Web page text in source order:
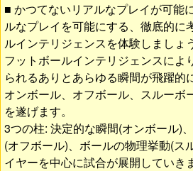
■ かつてないリアルなプレイが可能
ルなプレイを可能にする、徹底的に
ルインテリジェンスを体験しましょう
フットボールインテリジェンスによ
られるありとあらゆる瞬間が飛躍的
オンボール、オフボール、スルーボ
を遂げます。
3つの柱: 決定的な瞬間(オンボール)
(オフボール)、ボールの物理挙動(ス
イヤーを中心に試合が展開していき